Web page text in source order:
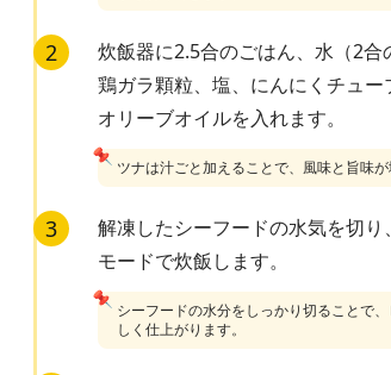
2
炊飯器に2.5合のごはん、水（2合
鶏ガラ顆粒、塩、にんにくチュー
オリーブオイルを入れます。
ツナは汁ごと加えることで、風味と旨味が
📌
3
解凍したシーフードの水気を切
モードで炊飯します。
シーフードの水分をしっかり切ることで
しく仕上がります。
📌